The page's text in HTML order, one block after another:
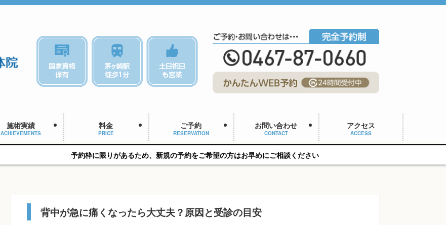
施術実績
ACHIEVEMENTS
料金
PRICE
ご予約
RESERVATION
お問い合わせ
CONTACT
アクセス
ACCESS
予約枠に限りがあるため、新規の予約をご希望の方はお早めにご相談ください
背中が急に痛くなったら大丈夫？原因と受診の目安